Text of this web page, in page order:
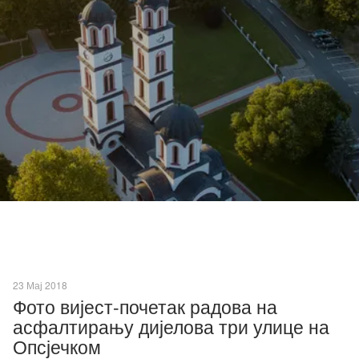
23 Мај 2018
Фото вијест-почетак радова на
асфалтирању дијелова три улице на
Опсјечком